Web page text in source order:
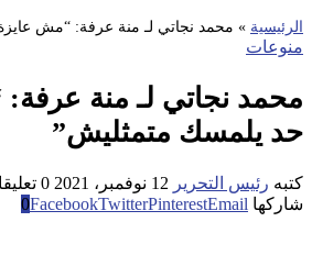
الرئيسية » محمد نجاتي لـ منة عرفة: “مش
منوعات
محمد نجاتي لـ منة
حد يلمسك متمثليش”
كتبه رئيس التحرير 12 نوفمبر، 2021
0 تعليقات
شاركها
0FacebookTwitterPinterestEmail